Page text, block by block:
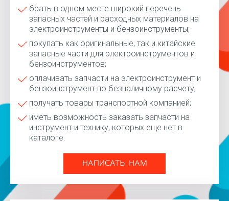
брать в одном месте широкий перечень
запасных частей и расходных материалов на
электроинструменты и бензоинструменты;
покупать как оригинальные, так и китайские
запасные части для электроинструментов и
бензоинструментов;
оплачивать запчасти на электроинструмент и
бензоинструмент по безналичному расчету;
получать товары транспортной компанией;
иметь возможность заказать запчасти на
инструмент и технику, которых еще нет в
каталоге.
НАПИСАТЬ НАМ